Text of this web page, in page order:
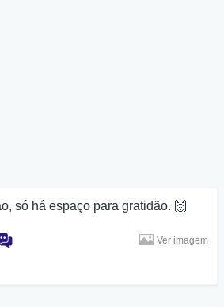
só há espaço para gratidão. 🙌
Ver imagem